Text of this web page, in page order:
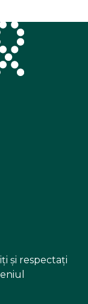
și respectați